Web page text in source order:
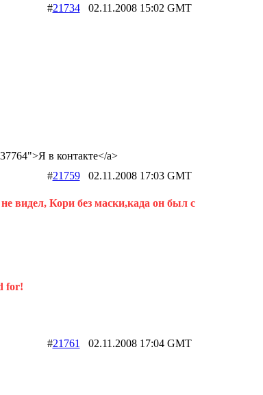
#2173402.11.2008 15:02 GMT
в контакте</a>
#2175902.11.2008 17:03 GMT
видел, Кори без маски,када он был с
for!
#21761 02.11.2008 17:04 GMT